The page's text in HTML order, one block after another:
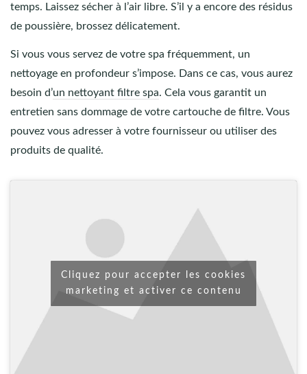
temps. Laissez sécher à l’air libre. S’il y a encore des résidus
de poussière, brossez délicatement.
Si vous vous servez de votre spa fréquemment, un
nettoyage en profondeur s’impose. Dans ce cas, vous aurez
besoin d’un nettoyant filtre spa. Cela vous garantit un
entretien sans dommage de votre cartouche de filtre. Vous
pouvez vous adresser à votre fournisseur ou utiliser des
produits de qualité.
Cliquez pour accepter les cookies
marketing et activer ce contenu